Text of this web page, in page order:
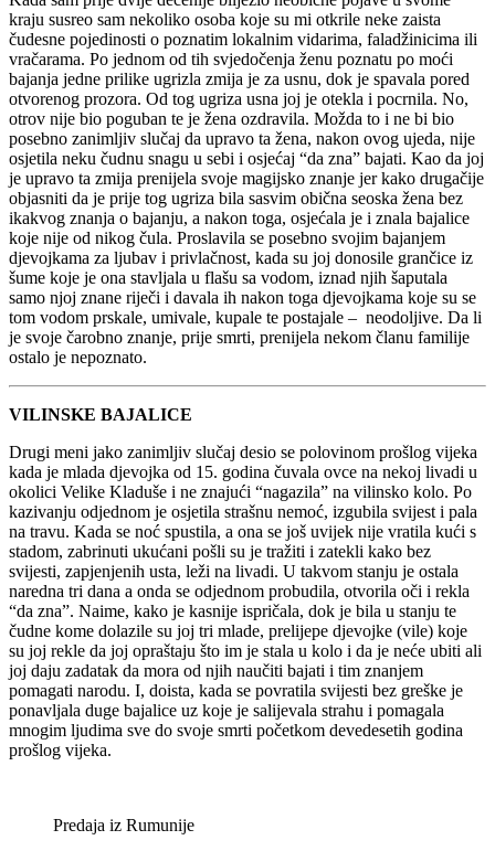
kraju susreo sam nekoliko osoba koje su mi otkrile neke zaista
čudesne pojedinosti o poznatim lokalnim vidarima, faladžinicima ili
vračarama. Po jednom od tih svjedočenja ženu poznatu po moći
bajanja jedne prilike ugrizla zmija je za usnu, dok je spavala pored
otvorenog prozora. Od tog ugriza usna joj je otekla i pocrnila. No,
otrov nije bio poguban te je žena ozdravila. Možda to i ne bi bio
posebno zanimljiv slučaj da upravo ta žena, nakon ovog ujeda, nije
osjetila neku čudnu snagu u sebi i osjećaj “da zna” bajati. Kao da joj
je upravo ta zmija prenijela svoje magijsko znanje jer kako drugačije
objasniti da je prije tog ugriza bila sasvim obična seoska žena bez
ikakvog znanja o bajanju, a nakon toga, osjećala je i znala bajalice
koje nije od nikog čula. Proslavila se posebno svojim bajanjem
djevojkama za ljubav i privlačnost, kada su joj donosile grančice iz
šume koje je ona stavljala u flašu sa vodom, iznad njih šaputala
samo njoj znane riječi i davala ih nakon toga djevojkama koje su se
tom vodom prskale, umivale, kupale te postajale – neodoljive. Da li
je svoje čarobno znanje, prije smrti, prenijela nekom članu familije
ostalo je nepoznato.
VILINSKE BAJALICE
Drugi meni jako zanimljiv slučaj desio se polovinom prošlog vijeka
kada je mlada djevojka od 15. godina čuvala ovce na nekoj livadi u
okolici Velike Kladuše i ne znajući “nagazila” na vilinsko kolo. Po
kazivanju odjednom je osjetila strašnu nemoć, izgubila svijest i pala
na travu. Kada se noć spustila, a ona se još uvijek nije vratila kući s
stadom, zabrinuti ukućani pošli su je tražiti i zatekli kako bez
svijesti, zapjenjenih usta, leži na livadi. U takvom stanju je ostala
naredna tri dana a onda se odjednom probudila, otvorila oči i rekla
“da zna”. Naime, kako je kasnije ispričala, dok je bila u stanju te
čudne kome dolazile su joj tri mlade, prelijepe djevojke (vile) koje
su joj rekle da joj opraštaju što im je stala u kolo i da je neće ubiti ali
joj daju zadatak da mora od njih naučiti bajati i tim znanjem
pomagati narodu. I, doista, kada se povratila svijesti bez greške je
ponavljala duge bajalice uz koje je salijevala strahu i pomagala
mnogim ljudima sve do svoje smrti početkom devedesetih godina
prošlog vijeka.
Predaja iz Rumunije